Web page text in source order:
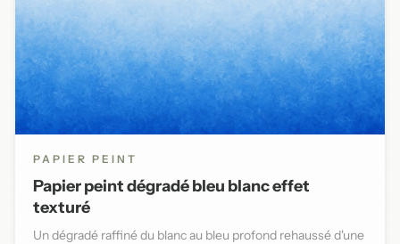
PAPIER PEINT
Papier peint dégradé bleu blanc effet
texturé
Un dégradé raffiné du blanc au bleu profond rehaussé d'une